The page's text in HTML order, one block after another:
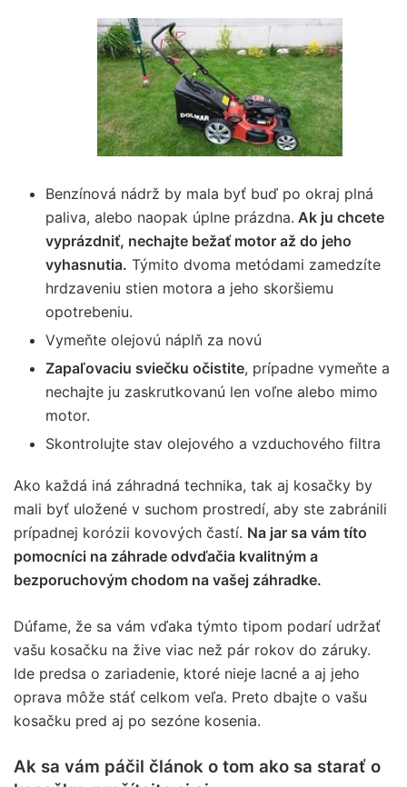
Benzínová nádrž by mala byť buď po okraj plná
paliva, alebo naopak úplne prázdna. Ak ju chcete
vyprázdniť, nechajte bežať motor až do jeho
vyhasnutia. Týmito dvoma metódami zamedzíte
hrdzaveniu stien motora a jeho skoršiemu
opotrebeniu.
Vymeňte olejovú náplň za novú
Zapaľovaciu sviečku očistite, prípadne vymeňte a
nechajte ju zaskrutkovanú len voľne alebo mimo
motor.
Skontrolujte stav olejového a vzduchového filtra
Ako každá iná záhradná technika, tak aj kosačky by
mali byť uložené v suchom prostredí, aby ste zabránili
prípadnej korózii kovových častí. Na jar sa vám títo
pomocníci na záhrade odvďačia kvalitným a
bezporuchovým chodom na vašej záhradke.
Dúfame, že sa vám vďaka týmto tipom podarí udržať
vašu kosačku na žive viac než pár rokov do záruky.
Ide predsa o zariadenie, ktoré nieje lacné a aj jeho
oprava môže stáť celkom veľa. Preto dbajte o vašu
kosačku pred aj po sezóne kosenia.
Ak sa vám páčil článok o tom ako sa starať o